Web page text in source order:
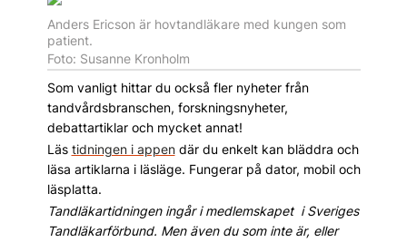
Anders Ericson är hovtandläkare med kungen som
patient.
Foto: Susanne Kronholm
Som vanligt hittar du också fler nyheter från
tandvårdsbranschen, forskningsnyheter,
debattartiklar och mycket annat!
Läs tidningen i appendär du enkelt kan bläddra och
läsa artiklarna i läsläge. Fungerar på dator, mobil och
läsplatta.
Tandläkartidningen ingår i medlemskapet i Sveriges
Tandläkarförbund. Men även du som inte är, eller